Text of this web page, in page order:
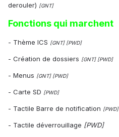
derouler) [GNT]
Fonctions qui marchent
- Thème ICS [GNT] [PWD]
- Création de dossiers [GNT] [PWD]
- Menus [GNT] [PWD]
- Carte SD [PWD]
- Tactile Barre de notification [PWD]
- Tactile déverrouillage [PWD]